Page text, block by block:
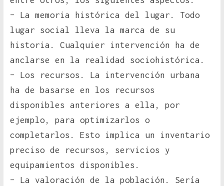
– La memoria histórica del lugar. Todo
lugar social lleva la marca de su
historia. Cualquier intervención ha de
anclarse en la realidad sociohistórica.
– Los recursos. La intervención urbana
ha de basarse en los recursos
disponibles anteriores a ella, por
ejemplo, para optimizarlos o
completarlos. Esto implica un inventario
preciso de recursos, servicios y
equipamientos disponibles.
– La valoración de la población. Sería